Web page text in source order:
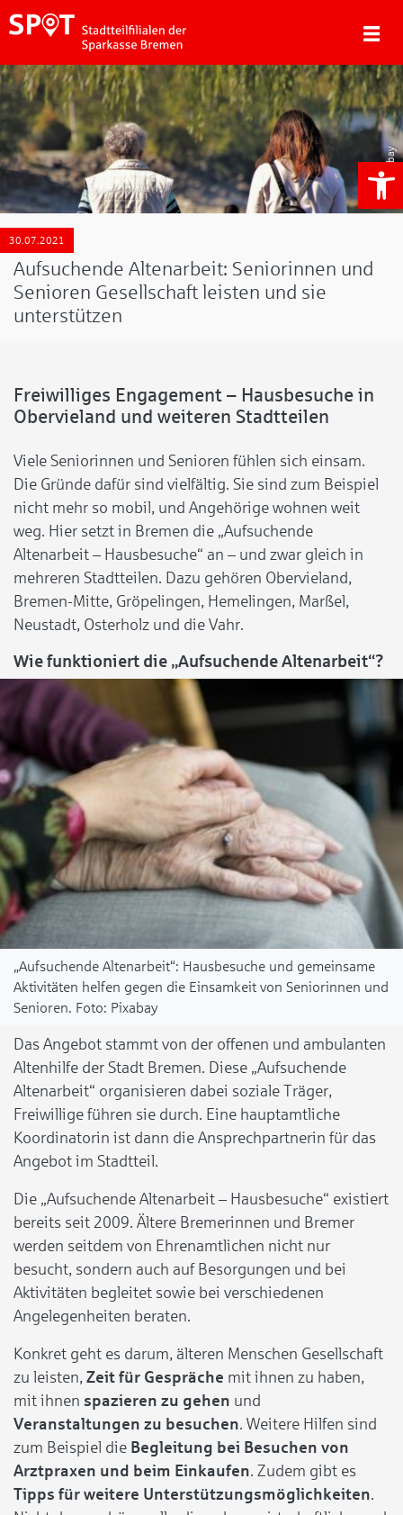
Pixabay
30.07.2021
Aufsuchende Altenarbeit: Seniorinnen und
Senioren Gesellschaft leisten und sie
unterstützen
Freiwilliges Engagement – Hausbesuche in
Obervieland und weiteren Stadtteilen
Viele Seniorinnen und Senioren fühlen sich einsam.
Die Gründe dafür sind vielfältig. Sie sind zum Beispiel
nicht mehr so mobil, und Angehörige wohnen weit
weg. Hier setzt in Bremen die „Aufsuchende
Altenarbeit – Hausbesuche“ an – und zwar gleich in
mehreren Stadtteilen. Dazu gehören Obervieland,
Bremen-Mitte, Gröpelingen, Hemelingen, Marßel,
Neustadt, Osterholz und die Vahr.
Wie funktioniert die „Aufsuchende Altenarbeit“?
„Aufsuchende Altenarbeit“: Hausbesuche und gemeinsame
Aktivitäten helfen gegen die Einsamkeit von Seniorinnen und
Senioren.
Pixabay
Das Angebot stammt von der offenen und ambulanten
Altenhilfe der Stadt Bremen. Diese „Aufsuchende
Altenarbeit“ organisieren dabei soziale Träger,
Freiwillige führen sie durch. Eine hauptamtliche
Koordinatorin ist dann die Ansprechpartnerin für das
Angebot im Stadtteil.
Die „Aufsuchende Altenarbeit – Hausbesuche“ existiert
bereits seit 2009. Ältere Bremerinnen und Bremer
werden seitdem von Ehrenamtlichen nicht nur
besucht, sondern auch auf Besorgungen und bei
Aktivitäten begleitet sowie bei verschiedenen
Angelegenheiten beraten.
Konkret geht es darum, älteren Menschen Gesellschaft
zu leisten, Zeit für Gespräche mit ihnen zu haben,
mit ihnen spazieren zu gehen und
Veranstaltungen zu besuchen. Weitere Hilfen sind
zum Beispiel die Begleitung bei Besuchen von
Arztpraxen und beim Einkaufen. Zudem gibt es
Tipps für weitere Unterstützungsmöglichkeiten.